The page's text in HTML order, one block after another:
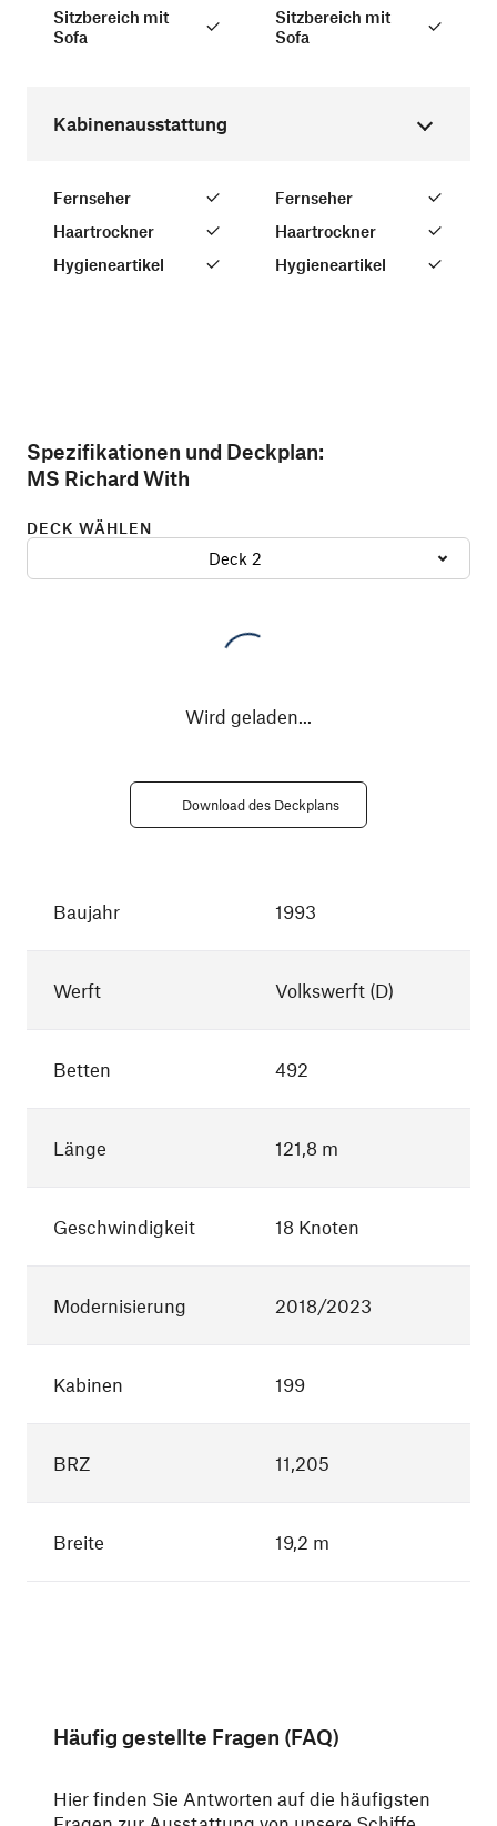
Sitzbereich mit
Sofa
Sitzbereich mit
Sofa
Kabinenausstattung
Fernseher
Haartrockner
Hygieneartikel
Fernseher
Haartrockner
Hygieneartikel
Spezifikationen und Deckplan:
MS Richard With
DECK WÄHLEN
Deck 2
Wird geladen
Download des Deckplans
Baujahr 1993
Werft Volkswerft (D)
Betten 492
Länge 121,8 m
Geschwindigkeit 18 Knoten
Modernisierung 2018/2023
Kabinen 199
BRZ 11,205
Breite 19,2 m
Häufig gestellte Fragen (FAQ)
Hier finden Sie Antworten auf die häufigsten